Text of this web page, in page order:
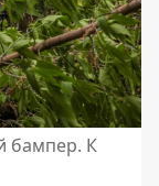
бампер. К